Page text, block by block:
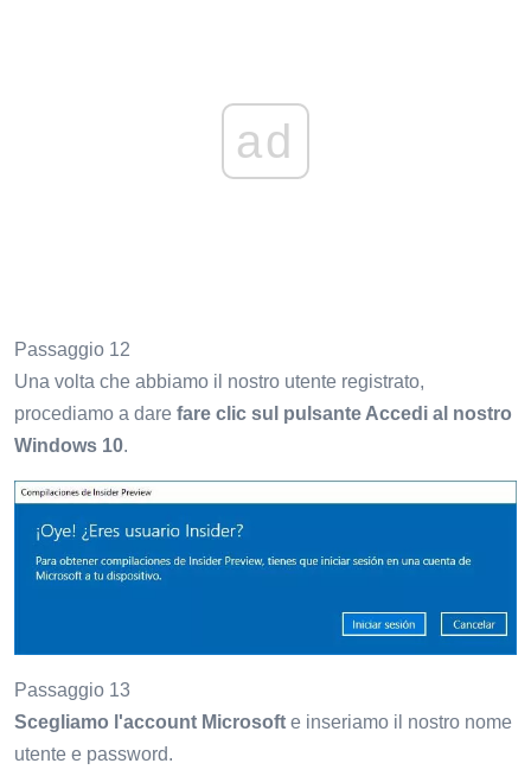
ad
Passaggio 12
Una volta che abbiamo il nostro utente registrato,
procediamo a dare fare clic sul pulsante Accedi al nostro
Windows 10.
Passaggio 13
Scegliamo l'account Microsoft e inseriamo il nostro nome
utente e password.